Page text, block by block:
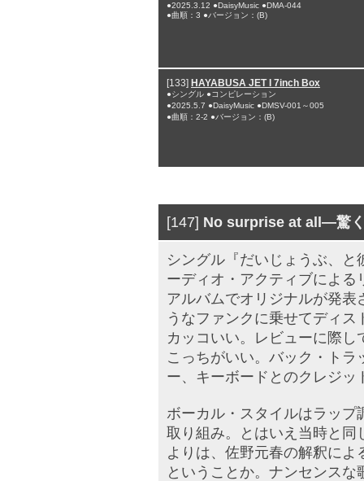
●2025.3.12 ●DaisyMusic ●DMA-044
●曲順：3 ●バージョン：(B)
[133] HAYABUSA JET I 7inch Box
●シングル ●コンピレーション
●2025.5.7 ●DaisyMusic ●DMSV-001～005
●曲順：2-2 ●バージョン：(B)
[147] No surprise at all―驚
シングル『だいじょうぶ、
ーディオ・アクティブによ
アルバムでオリジナルが発
うなファンクに乗せてディ
カッコいい。レビューに際
こっちがいい。バック・ト
ー、キーボードとのクレジッ
ボーカル・スタイルはラッ
取り組み。とはいえ当時と同
よりは、佐野元春の解釈に
ということか。ナンセンス